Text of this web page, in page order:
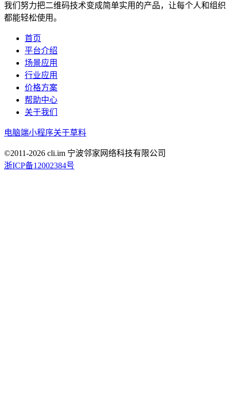
我们努力把二维码技术变成简单实用的产品，让每个人和组织
都能轻松使用。
首页
平台介绍
场景应用
行业应用
价格方案
帮助中心
关于我们
电脑端小程序关于草料
©2011-2026 cli.im 宁波邻家网络科技有限公司
浙ICP备12002384号